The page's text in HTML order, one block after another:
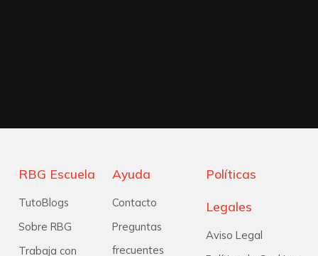
RBG Escuela
TutoBlogs
Sobre RBG
Trabaja con
Ayuda
Contacto
Preguntas
frecuentes
Políticas
Legales
Aviso Legal